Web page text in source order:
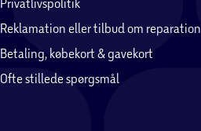
Privatlivspolitik
Reklamation eller tilbud om reparation
Betaling, købekort & gavekort
Ofte stillede spørgsmål